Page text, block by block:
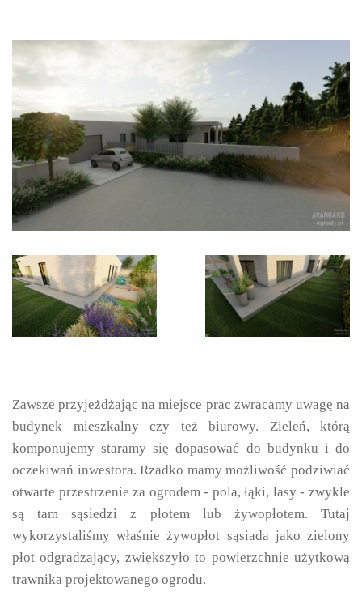
Zawsze przyjeżdżając na miejsce prac zwracamy uwagę na
budynek mieszkalny czy też biurowy. Zieleń, którą
komponujemy staramy się dopasować do budynku i do
oczekiwań inwestora. Rzadko mamy możliwość podziwiać
otwarte przestrzenie za ogrodem - pola, łąki, lasy - zwykle
są tam sąsiedzi z płotem lub żywopłotem. Tutaj
wykorzystaliśmy właśnie żywopłot sąsiada jako zielony
płot odgradzający, zwiększyło to powierzchnie użytkową
trawnika projektowanego ogrodu.